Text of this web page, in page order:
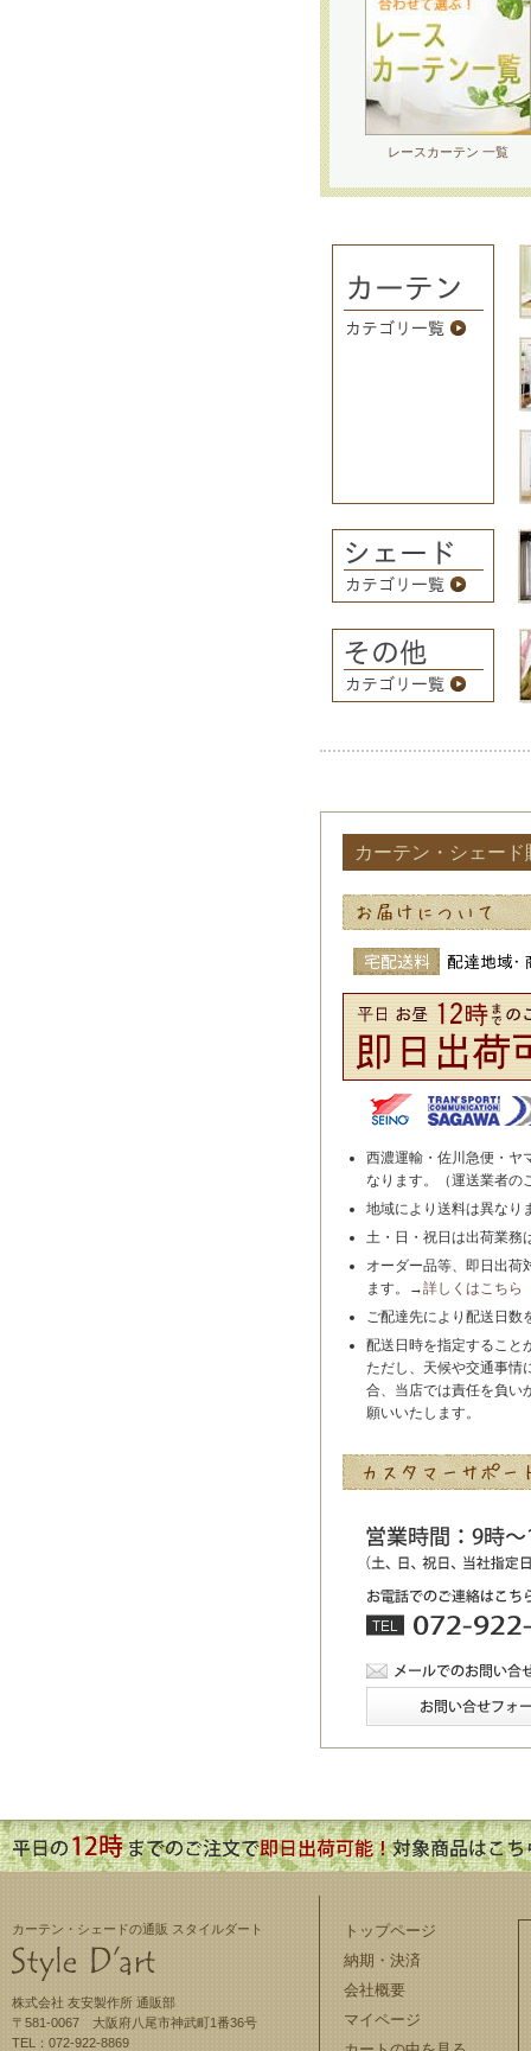
レースカーテン 一覧
カーテン・シェー
西濃運輸・佐川急便・ヤ
なります。（運送業者の
地域により送料は異なり
土・日・祝日は出荷業務
オーダー品等、即日出荷
ます。→詳しくはこちら
ご配達先により配送日数
配送日時を指定すること
ただし、天候や交通事情
合、当店では責任を負い
願いいたします。
カーテン・シェードの通販 スタイルダート
株式会社 友安製作所 通販部
〒581-0067 大阪府八尾市神武町1番36号
TEL：072-922-8869
トップページ
納期・決済
会社概要
マイページ